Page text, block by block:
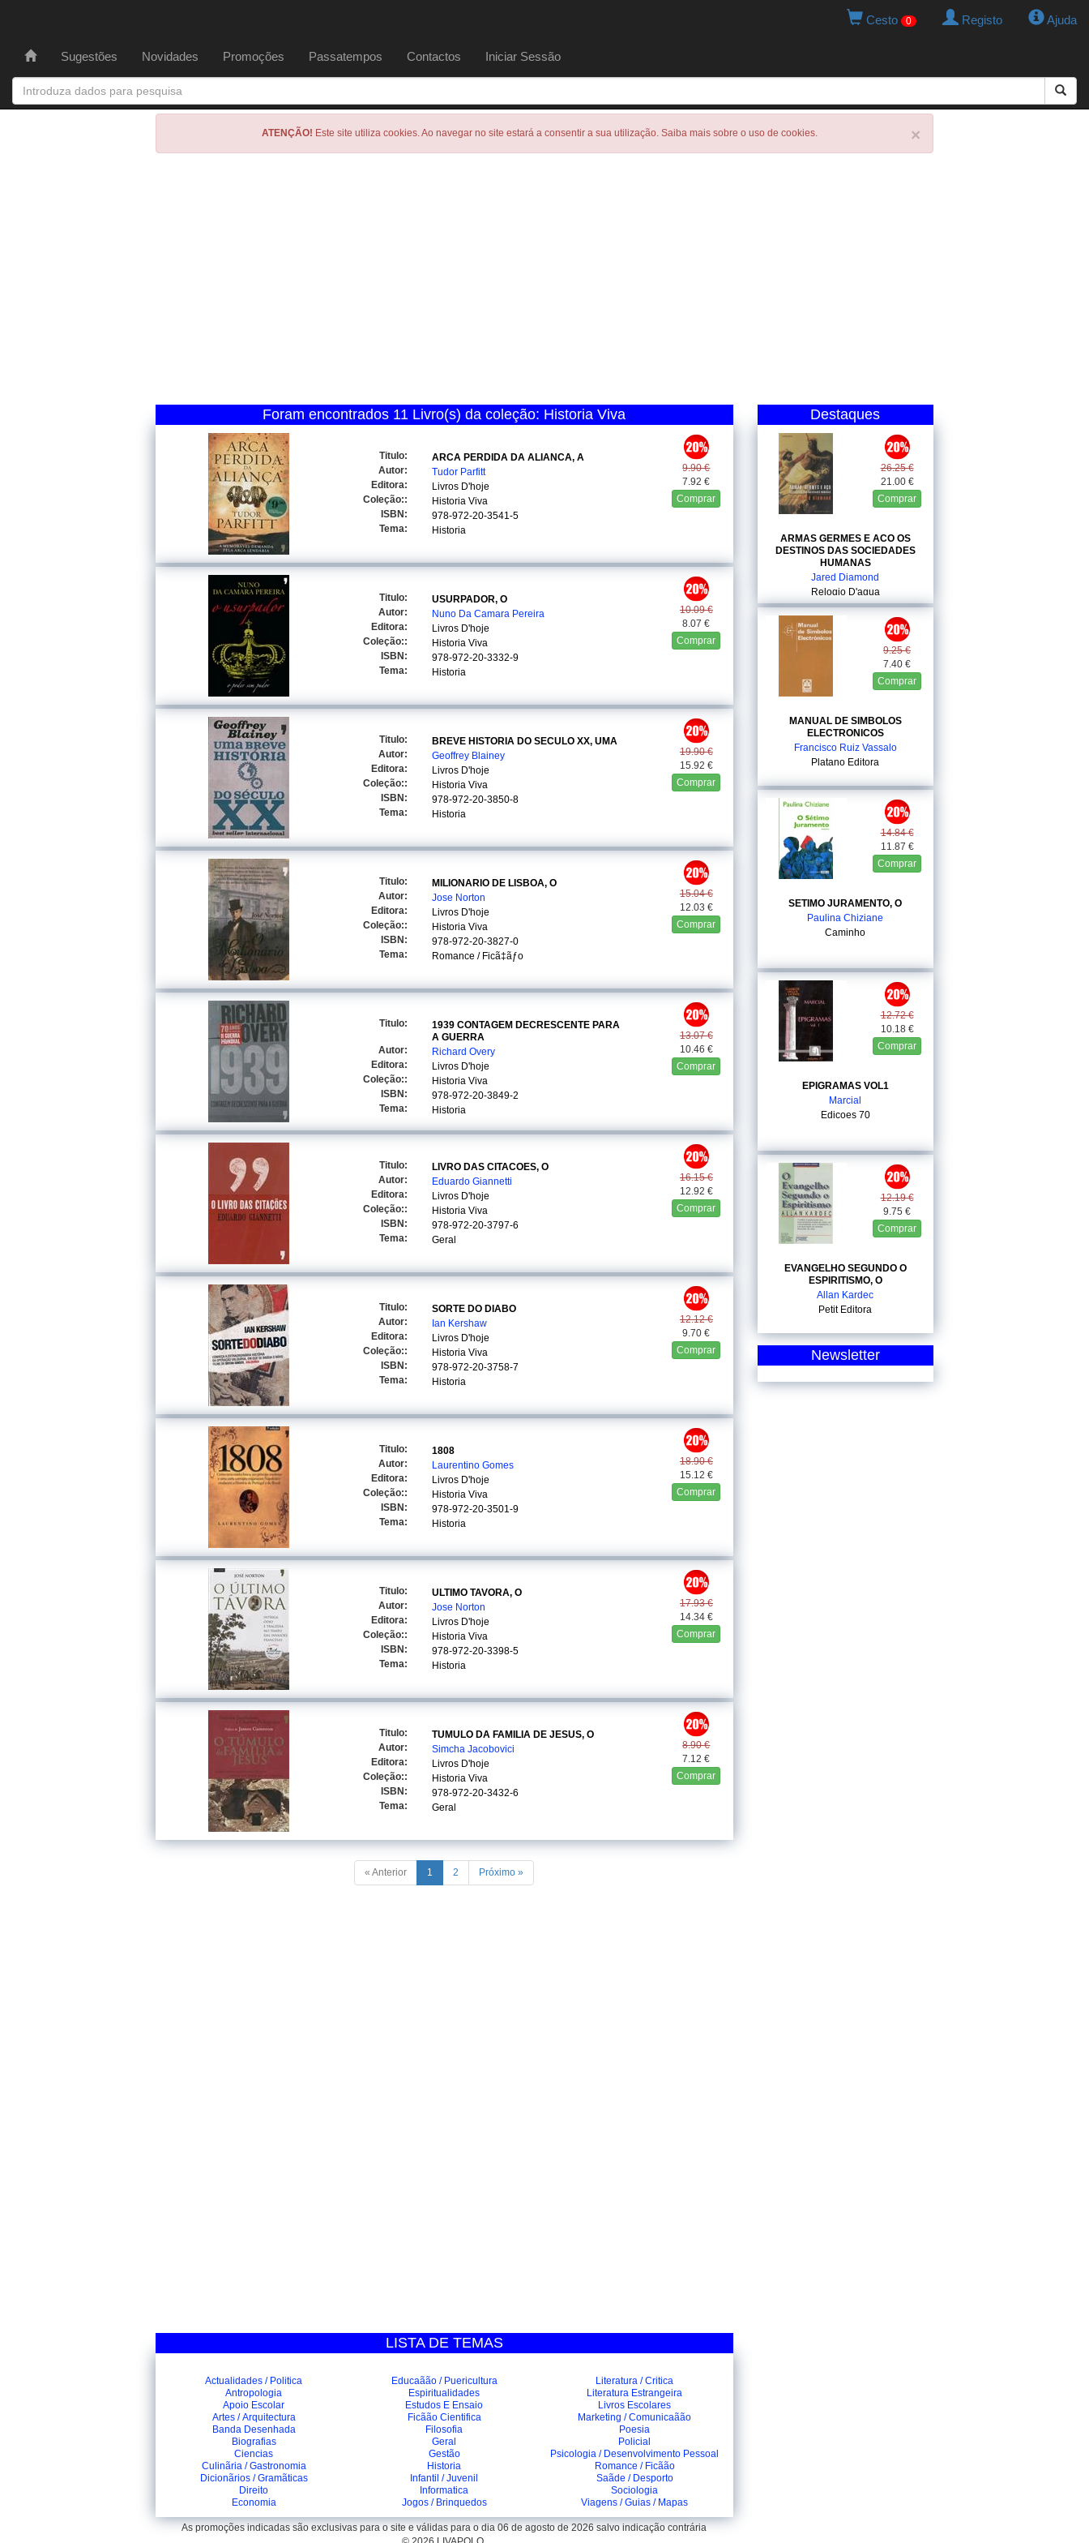
Cesto 0 Registo Ajuda
Sugestões Novidades Promoções Passatempos Contactos Iniciar Sessão
×
ATENÇÃO! Este site utiliza cookies. Ao navegar no site estará a consentir a sua utilização. Saiba mais sobre o uso de cookies.
Foram encontrados 11 Livro(s) da coleção: Historia Viva
9.90 €
7.92 €
Comprar
Titulo:
ARCA PERDIDA DA ALIANCA, A
Autor:
Tudor Parfitt
Editora:
Livros D'hoje
Coleção::
Historia Viva
ISBN:
978-972-20-3541-5
Tema:
Historia
10.09 €
8.07 €
Comprar
Titulo:
USURPADOR, O
Autor:
Nuno Da Camara Pereira
Editora:
Livros D'hoje
Coleção::
Historia Viva
ISBN:
978-972-20-3332-9
Tema:
Historia
19.90 €
15.92 €
Comprar
Titulo:
BREVE HISTORIA DO SECULO XX, UMA
Autor:
Geoffrey Blainey
Editora:
Livros D'hoje
Coleção::
Historia Viva
ISBN:
978-972-20-3850-8
Tema:
Historia
15.04 €
12.03 €
Comprar
Titulo:
MILIONARIO DE LISBOA, O
Autor:
Jose Norton
Editora:
Livros D'hoje
Coleção::
Historia Viva
ISBN:
978-972-20-3827-0
Tema:
Romance / Ficã‡ãƒo
13.07 €
10.46 €
Comprar
Titulo:
1939 CONTAGEM DECRESCENTE PARA
A GUERRA
Autor:
Richard Overy
Editora:
Livros D'hoje
Coleção::
Historia Viva
ISBN:
978-972-20-3849-2
Tema:
Historia
16.15 €
12.92 €
Comprar
Titulo:
LIVRO DAS CITACOES, O
Autor:
Eduardo Giannetti
Editora:
Livros D'hoje
Coleção::
Historia Viva
ISBN:
978-972-20-3797-6
Tema:
Geral
12.12 €
9.70 €
Comprar
Titulo:
SORTE DO DIABO
Autor:
Ian Kershaw
Editora:
Livros D'hoje
Coleção::
Historia Viva
ISBN:
978-972-20-3758-7
Tema:
Historia
18.90 €
15.12 €
Comprar
Titulo:
1808
Autor:
Laurentino Gomes
Editora:
Livros D'hoje
Coleção::
Historia Viva
ISBN:
978-972-20-3501-9
Tema:
Historia
17.93 €
14.34 €
Comprar
Titulo:
ULTIMO TAVORA, O
Autor:
Jose Norton
Editora:
Livros D'hoje
Coleção::
Historia Viva
ISBN:
978-972-20-3398-5
Tema:
Historia
8.90 €
7.12 €
Comprar
Titulo:
TUMULO DA FAMILIA DE JESUS, O
Autor:
Simcha Jacobovici
Editora:
Livros D'hoje
Coleção::
Historia Viva
ISBN:
978-972-20-3432-6
Tema:
Geral
« Anterior 1 2 Próximo »
LISTA DE TEMAS
Actualidades / Politica
Antropologia
Apoio Escolar
Artes / Arquitectura
Banda Desenhada
Biografias
Ciencias
Culinãria / Gastronomia
Dicionãrios / Gramãticas
Direito
Economia
Educaãão / Puericultura
Espiritualidades
Estudos E Ensaio
Ficãão Cientifica
Filosofia
Geral
Gestão
Historia
Infantil / Juvenil
Informatica
Jogos / Brinquedos
Literatura / Critica
Literatura Estrangeira
Livros Escolares
Marketing / Comunicaãão
Poesia
Policial
Psicologia / Desenvolvimento Pessoal
Romance / Ficãão
Saãde / Desporto
Sociologia
Viagens / Guias / Mapas
Destaques
26.25 €
21.00 €
Comprar
ARMAS GERMES E ACO OS
DESTINOS DAS SOCIEDADES
HUMANAS
Jared Diamond
Relogio D'agua
9.25 €
7.40 €
Comprar
MANUAL DE SIMBOLOS
ELECTRONICOS
Francisco Ruiz Vassalo
Platano Editora
14.84 €
11.87 €
Comprar
SETIMO JURAMENTO, O
Paulina Chiziane
Caminho
12.72 €
10.18 €
Comprar
EPIGRAMAS VOL1
Marcial
Edicoes 70
12.19 €
9.75 €
Comprar
EVANGELHO SEGUNDO O
ESPIRITISMO, O
Allan Kardec
Petit Editora
Newsletter
As promoções indicadas são exclusivas para o site e válidas para o dia 06 de agosto de 2026 salvo indicação contrária